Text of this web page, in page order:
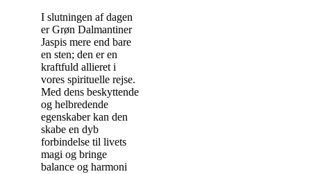
I slutningen af dagen
er Grøn Dalmantiner
Jaspis mere end bare
en sten; den er en
kraftfuld allieret i
vores spirituelle rejse.
Med dens beskyttende
og helbredende
egenskaber kan den
skabe en dyb
forbindelse til livets
magi og bringe
balance og harmoni